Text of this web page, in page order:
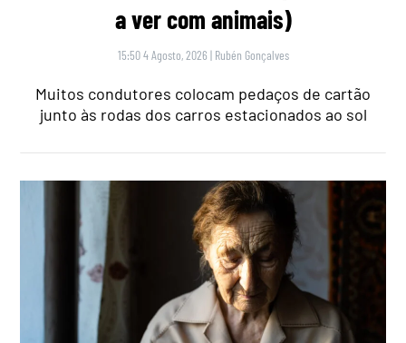
a ver com animais)
15:50 4 Agosto, 2026 | Rubén Gonçalves
Muitos condutores colocam pedaços de cartão
junto às rodas dos carros estacionados ao sol